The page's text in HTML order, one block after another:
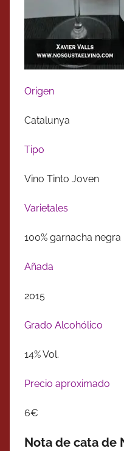
Origen
Catalunya
Tipo
Vino Tinto Joven
Varietales
100% garnacha negra
Añada
2015
Grado Alcohólico
14% Vol.
Precio aproximado
6€
Nota de cata de